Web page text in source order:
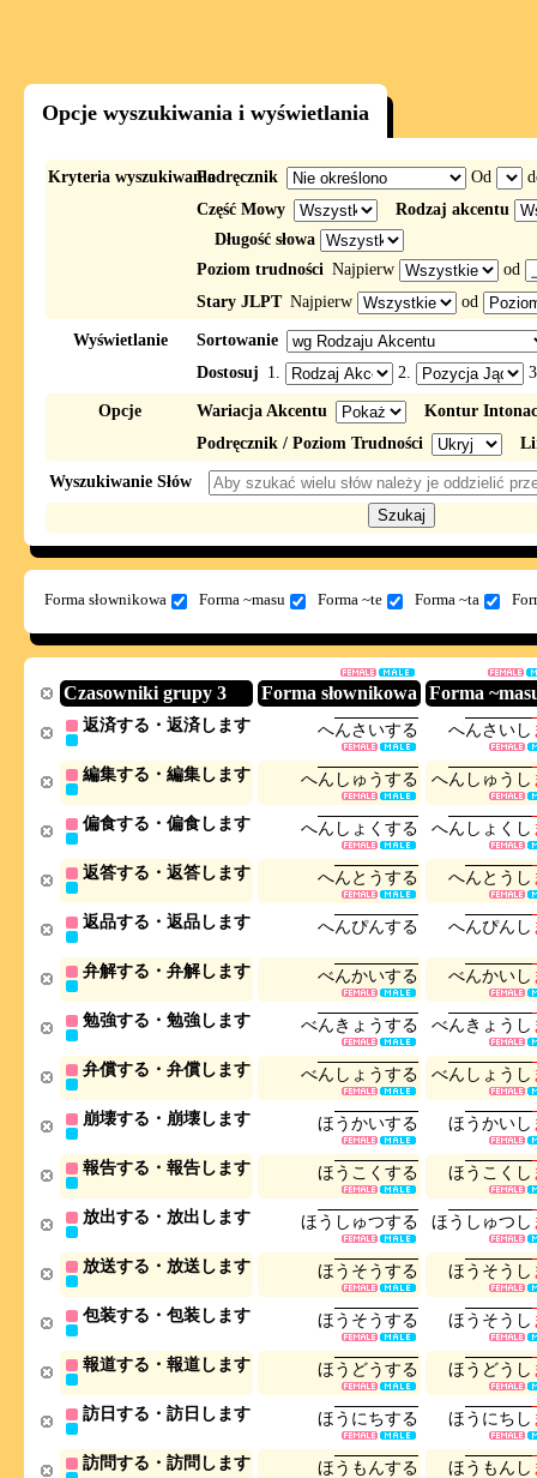
Opcje wyszukiwania i wyświetlania
Kryteria wyszukiwaniaPodręcznik Od
Część Mowy
Rodzaj akcentu
Długość słowa
Poziom trudności Najpierw
od
Stary JLPT Najpierw od
Wyświetlanie
Sortowanie
Dostosuj 1. 2.
Opcje Wariacja Akcentu
Kontur
Podręcznik / Poziom Trudności
Wyszukiwanie Słów
Forma słownikowa Forma ~masu Forma ~te Forma ~ta
Czasowniki grupy 3 Forma słownikowa Forma
返済する・返済します へんさ いする へんさ いし
編集する・編集します へん し ゅ うする へん し ゅ う し
偏食する・偏食します へん し ょ く する へん し ょ く し
返答する・返答します へんと うする へんと う し
返品する・返品します へんぴんする へんぴん し
弁解する・弁解します べんかいする べんかいし
勉強する・勉強します べんき ょ うする べんき ょ う し
弁償する・弁償します べん し ょ うする べん し ょ う し
崩壊する・崩壊します ほうかいする ほうかいし
報告する・報告します ほう こ く する ほう こ く し
放出する・放出します ほう し ゅつする ほう し ゅつ し
放送する・放送します ほう そうする ほう そう し
包装する・包装します ほう そうする ほう そう し
報道する・報道します ほう どうする ほう どう し
訪日する・訪日します ほう にちする ほう にち し
訪問する・訪問します ほう も んする ほう も ん し